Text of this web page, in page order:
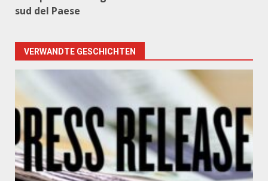
sud del Paese
VERWANDTE GESCHICHTEN